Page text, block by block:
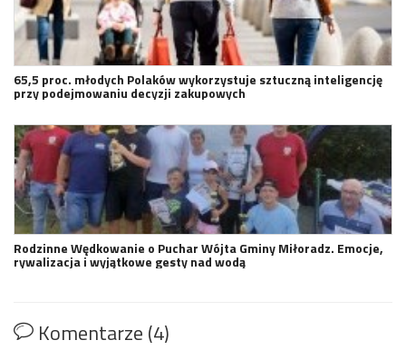
65,5 proc. młodych Polaków wykorzystuje sztuczną inteligencję
przy podejmowaniu decyzji zakupowych
Rodzinne Wędkowanie o Puchar Wójta Gminy Miłoradz. Emocje,
rywalizacja i wyjątkowe gesty nad wodą
Komentarze (4)